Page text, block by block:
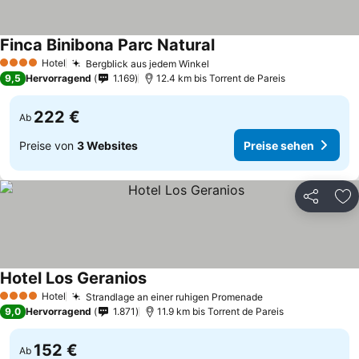
4 Sterne Hotel Bergblick aus jedem Winkel
Finca Binibona Parc Natural
9,5 Hervorragend 1.169 12.4 km bis Torrent de Pareis
Ab 222 €
Preise von 3 Websites Preise sehen
Teilen
4 Sterne Hotel Strandlage an einer ruhigen Promenade
Hotel Los Geranios
9,0 Hervorragend 1.871 11.9 km bis Torrent de Pareis
Ab 152 €